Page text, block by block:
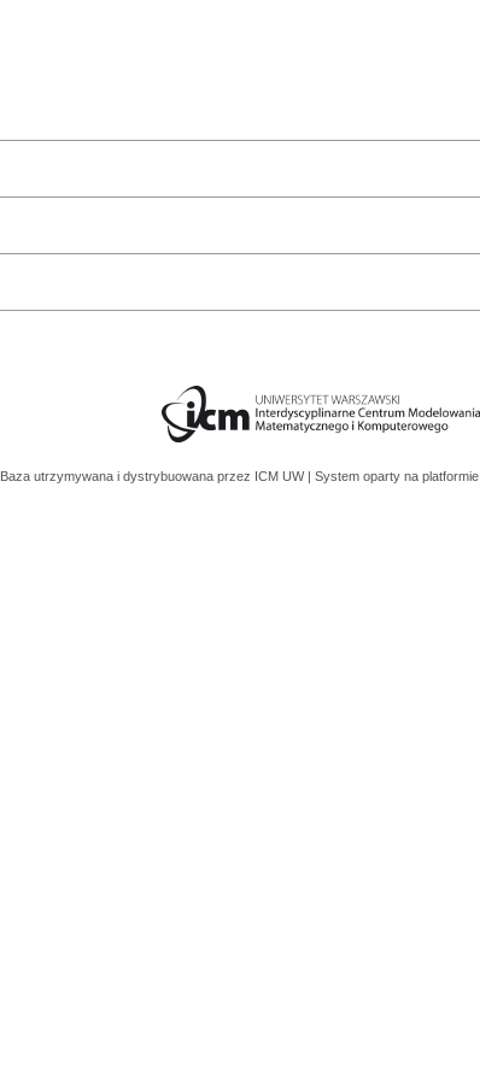
Baza utrzymywana i dystrybuowana przez ICM UW | System oparty na platformie